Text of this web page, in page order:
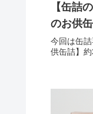
【缶詰
のお供
今回は缶
供缶詰】約